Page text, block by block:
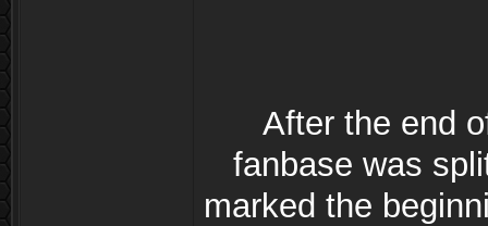
After the end
fanbase was
marked the